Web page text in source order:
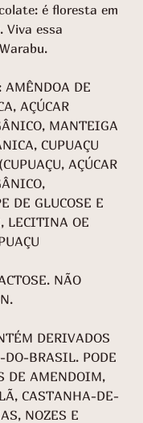
é floresta em
Viva essa
DE
AÇÚCAR
MANTEIGA
CUPUAÇU
AÇÚCAR
DE GLUCOSE E
LECITINA OE
NÃO
DERIVADOS
DO-BRASIL. PODE
DE AMENDOIM,
CASTANHA-DE-
NOZES E